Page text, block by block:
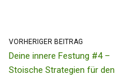
VORHERIGER BEITRAG
Deine innere Festung #4 –
Stoische Strategien für den